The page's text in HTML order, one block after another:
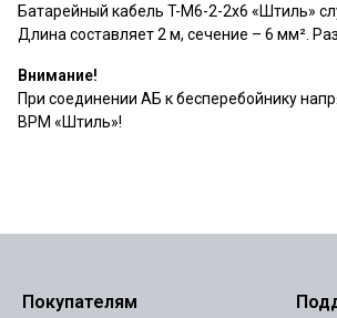
Батарейный кабель T-М6-2-2х6 «Штиль»
Длина составляет 2 м, сечение – 6 мм².
Внимание!
При соединении АБ к бесперебойнику
BPM «Штиль»!
Покупателям